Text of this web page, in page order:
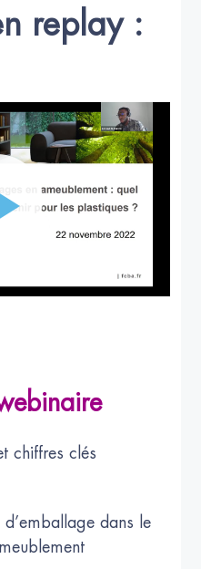
replay :
chiffres clés
d’emballage dans le